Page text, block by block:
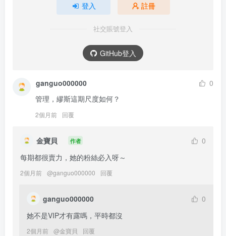
登入 註冊
社交賬號登入
GitHub登入
ganguo000000
0
管理，繆斯這期尺度如何？
2個月前 回覆
金寶貝
0
每期都很賣力，她的粉絲必入呀～
2個月前 @ganguo000000 回覆
ganguo000000
0
她不是VIP才有露嗎，平時都沒
2個月前 @金寶貝 回覆